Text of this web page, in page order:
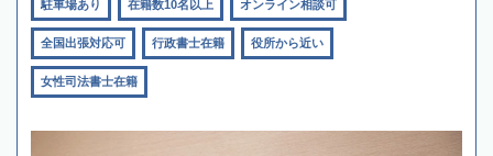
駐車場あり 在籍数10名以上 オンライン相談可
全国出張対応可 行政書士在籍 役所から近い
女性司法書士在籍